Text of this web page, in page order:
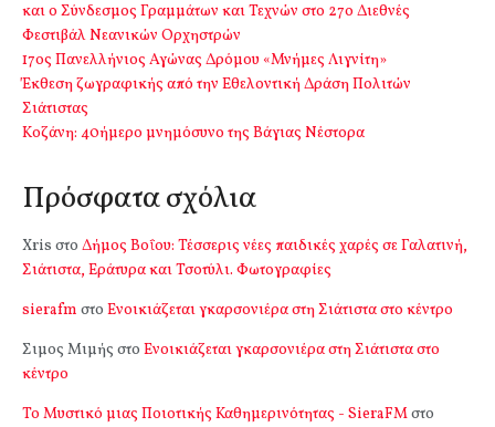
και ο Σύνδεσμος Γραμμάτων και Τεχνών στο 27ο Διεθνές
Φεστιβάλ Νεανικών Ορχηστρών
17ος Πανελλήνιος Αγώνας Δρόμου «Μνήμες Λιγνίτη»
Έκθεση ζωγραφικής από την Εθελοντική Δράση Πολιτών
Σιάτιστας
Kοζάνη: 40ήμερο μνημόσυνο της Βάγιας Νέστορα
Πρόσφατα σχόλια
Xris στο Δήμος Βοΐου: Τέσσερις νέες παιδικές χαρές σε Γαλατινή,
Σιάτιστα, Εράτυρα και Τσοτύλι. Φωτογραφίες
sierafm στο Ενοικιάζεται γκαρσονιέρα στη Σιάτιστα στο κέντρο
Σιμος Μιμής στο Ενοικιάζεται γκαρσονιέρα στη Σιάτιστα στο
κέντρο
Το Μυστικό μιας Ποιοτικής Καθημερινότητας - SieraFMστο